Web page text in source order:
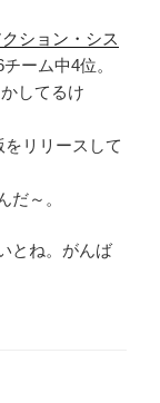
ション・シス
ーム中4位。
してるけ
リリースして
だ～。
とね。がんば